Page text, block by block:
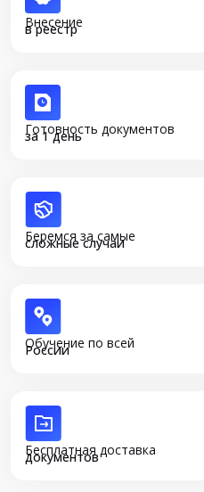
Внесение
в реестр
Готовность документов
за 1 день
Беремся за самые
сложные случаи
Обучение по всей
России
Бесплатная доставка
документов